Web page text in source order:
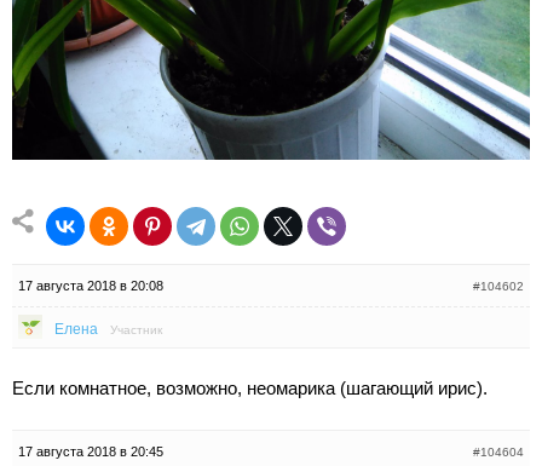
17 августа 2018 в 20:08 #104602
Елена Участник
Если комнатное, возможно, неомарика (шагающий ирис).
17 августа 2018 в 20:45 #104604